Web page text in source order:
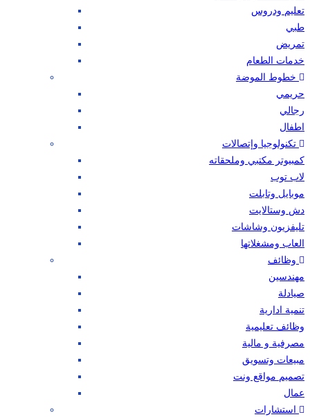
تعليم ودروس
طبي
تمريض
خدمات الطعام
حريمي
رجالي
اطفال
كمبيوتر مكتبي وملحقاته
لاب توب
موبايل وتابلت
دش وستالايت
تليفزيون وشاشات
العاب ومشغلاتها
مهندسين
صيادلة
تنمية ادارية
وظائف تعليمية
مصرفية و مالية
مبيعات وتسويق
تصميم مواقع ونت
عمال